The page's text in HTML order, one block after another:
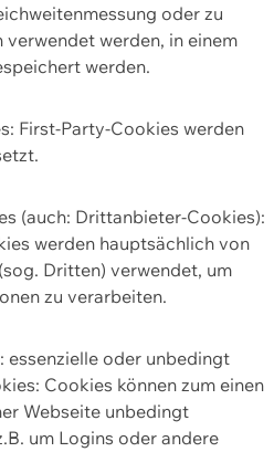
oder zu
verwendet werden, in einem
werden.
First-Party-Cookies werden
(auch: Drittanbieter-Cookies):
werden hauptsächlich von
Dritten) verwendet, um
zu verarbeiten.
essenzielle oder unbedingt
Cookies können zum einen
Webseite unbedingt
um Logins oder andere